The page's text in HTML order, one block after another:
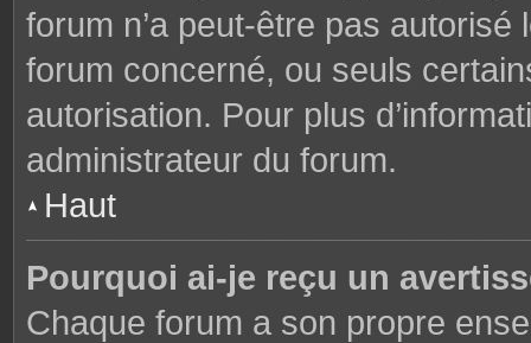
forum n’a peut-être pas
forum concerné, ou seuls
autorisation. Pour plus
administrateur du forum.
Haut
Pourquoi ai-je reçu un
Chaque forum a son propre